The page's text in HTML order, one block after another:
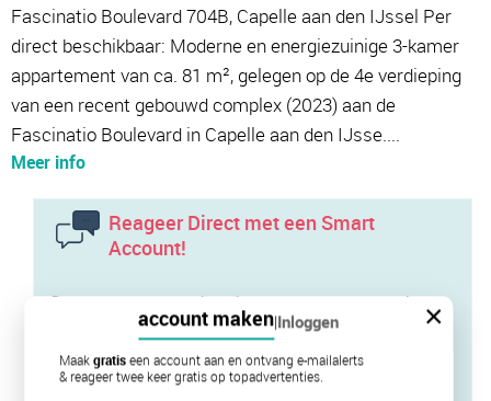
account maken|Inloggen ×
Maakgratiseen account aan en ontvang e-mailalerts
& reageer twee keer gratis op topadvertenties.
Fascinatio Boulevard 704B, Capelle aan den IJssel Per
direct beschikbaar: Moderne en energiezuinige 3-kamer
appartement van ca. 81 m², gelegen op de 4e verdieping
van een recent gebouwd complex (2023) aan de
Fascinatio Boulevard in Capelle aan den IJsse....
Meer info
Reageer Direct met een Smart
Account!
Door te reageren neem je rechtstreeks contact op met de
verhuurder of diens makelaar